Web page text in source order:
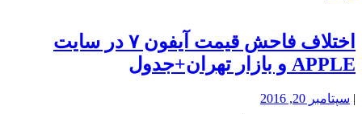
اختلاف فاحش قیمت آیفون ۷ در سایت
APPLE و بازار تهران+جدول
| سپتامبر 20, 2016